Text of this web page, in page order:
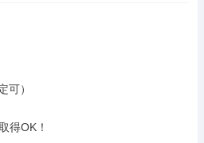
可）
得OK！